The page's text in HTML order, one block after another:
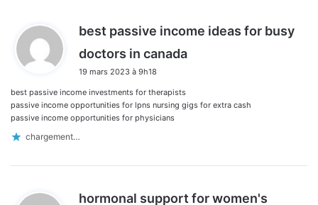
best passive income ideas for busy
doctors in canada
:
19 mars 2023 à 9h18
best passive income investments for therapists
passive income opportunities for lpns nursing gigs for extra cash
passive income opportunities for physicians
chargement…
hormonal support for women's